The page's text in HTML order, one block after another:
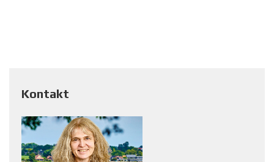
Kontakt